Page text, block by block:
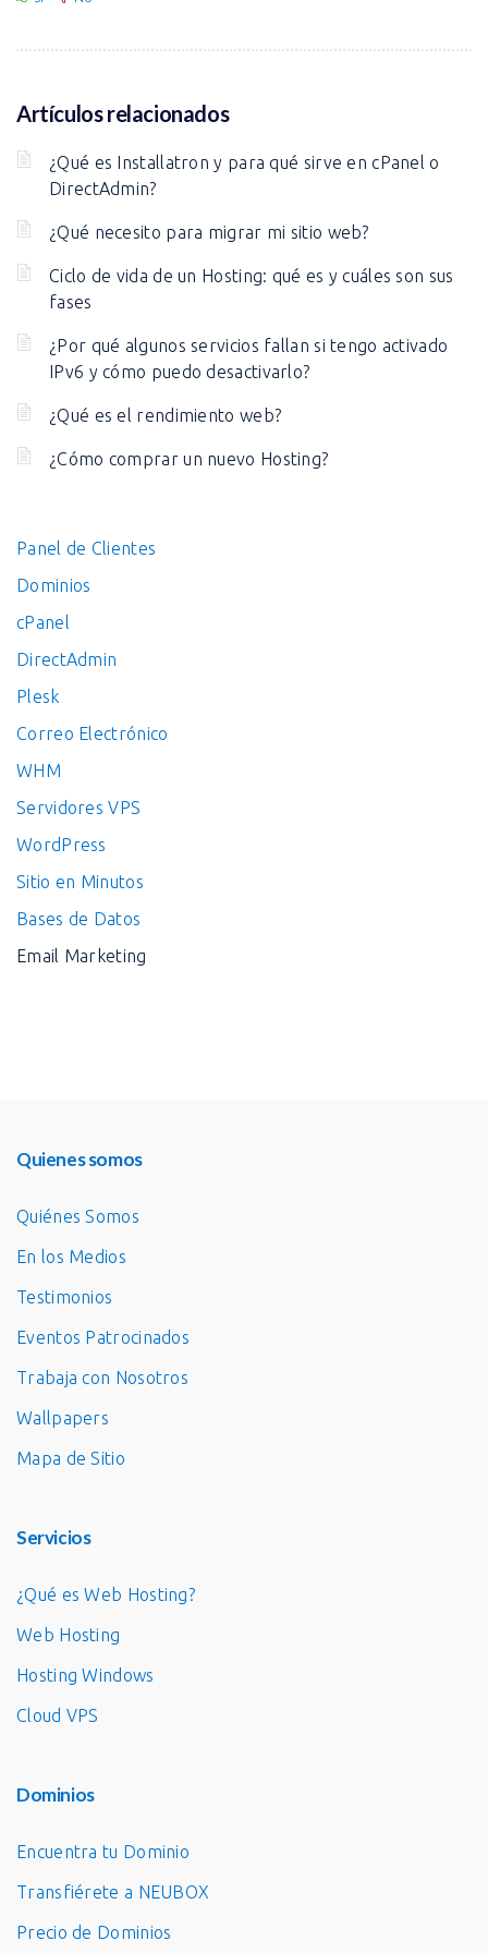
Artículos relacionados
¿Qué es Installatron y para qué sirve en cPanel o
DirectAdmin?
¿Qué necesito para migrar mi sitio web?
Ciclo de vida de un Hosting: qué es y cuáles son sus
fases
¿Por qué algunos servicios fallan si tengo activado
IPv6 y cómo puedo desactivarlo?
¿Qué es el rendimiento web?
¿Cómo comprar un nuevo Hosting?
Panel de Clientes
Dominios
cPanel
DirectAdmin
Plesk
Correo Electrónico
WHM
Servidores VPS
WordPress
Sitio en Minutos
Bases de Datos
Email Marketing
Quienes somos
Quiénes Somos
En los Medios
Testimonios
Eventos Patrocinados
Trabaja con Nosotros
Wallpapers
Mapa de Sitio
Servicios
¿Qué es Web Hosting?
Web Hosting
Hosting Windows
Cloud VPS
Dominios
Encuentra tu Dominio
Transfiérete a NEUBOX
Precio de Dominios